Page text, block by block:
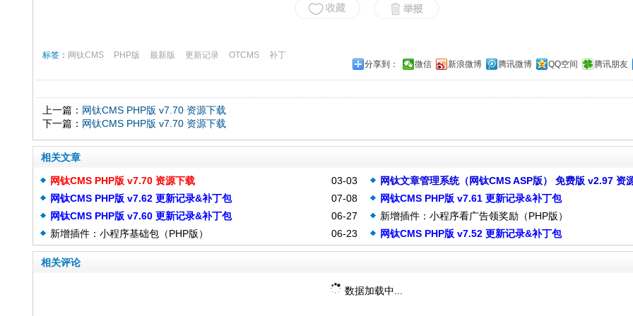
标签： 网钛CMS PHP版 最新版 更新记录 OTCMS
补丁
分享到：
微信 新浪微博 腾讯微博 QQ空间 腾讯朋友
上一篇： 网钛CMS PHP版 v7.70 资源下载
下一篇： 网钛CMS PHP版 v7.70 资源下载
相关文章
03-03
网钛CMS PHP版 v7.70 资源下载
网钛文章管理系统（网钛CMS ASP版） 免费版 v2.97 资
07-08
网钛CMS PHP版 v7.62 更新记录&补丁包
网钛CMS PHP版 v7.61 更新记录&补丁包
06-27
网钛CMS PHP版 v7.60 更新记录&补丁包
新增插件：小程序看广告领奖励（PHP版）
06-23
新增插件：小程序基础包（PHP版） 网钛CMS PHP版 v7.52 更新记录&补丁包
相关评论
数据加载中...